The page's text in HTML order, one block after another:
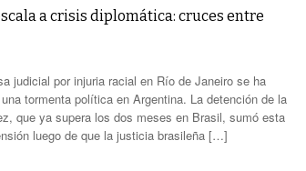
a crisis diplomática: cruces entre
judicial por injuria racial en Río de Janeiro se ha
tormenta política en Argentina. La detención de la
que ya supera los dos meses en Brasil, sumó esta
luego de que la justicia brasileña […]